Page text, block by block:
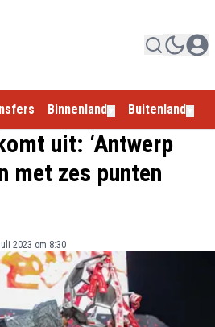
Binnenland Buitenland
uit: ‘Antwerp
met zes punten
2023 om 8:30